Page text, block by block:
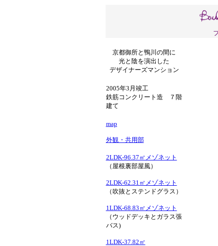
京都御所と鴨川の間に
光と陰を演出した
デザイナーズマンション
2005年3月竣工
鉄筋コンクリート造 ７階
建て
map
外観・共用部
2LDK-96.37㎡メゾネット
（屋根裏部屋風）
2LDK-62.31㎡メゾネット
（吹抜とステンドグラス）
1LDK-68.83㎡メゾネット
（ウッドデッキとガラス張
バス)
1LDK-37.82㎡